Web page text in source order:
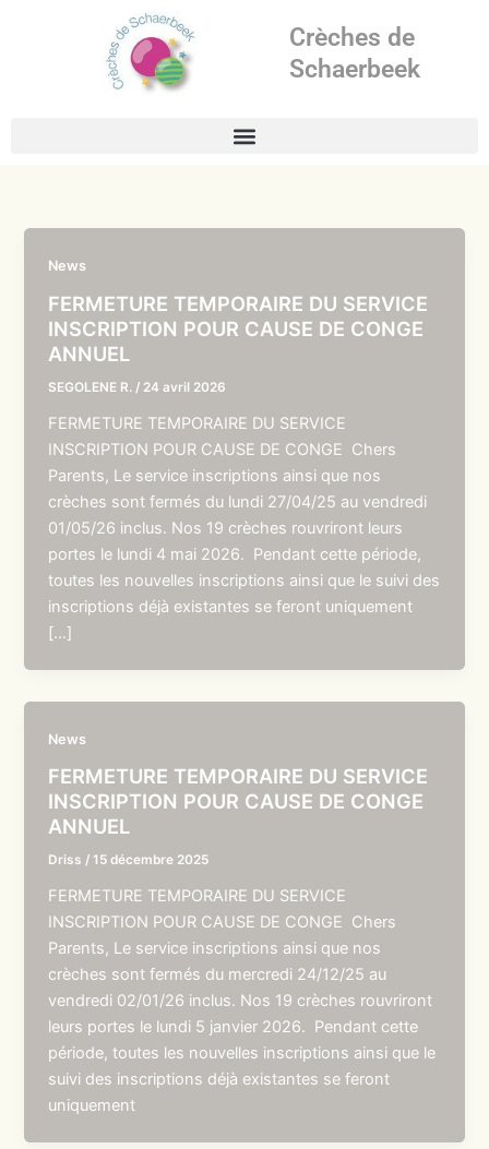
Crèches de
Schaerbeek
News
FERMETURE TEMPORAIRE DU SERVICE
INSCRIPTION POUR CAUSE DE CONGE
ANNUEL
SEGOLENE R. / 24 avril 2026
FERMETURE TEMPORAIRE DU SERVICE
INSCRIPTION POUR CAUSE DE CONGE Chers
Parents, Le service inscriptions ainsi que nos
crèches sont fermés du lundi 27/04/25 au vendredi
01/05/26 inclus. Nos 19 crèches rouvriront leurs
portes le lundi 4 mai 2026. Pendant cette période,
toutes les nouvelles inscriptions ainsi que le suivi des
inscriptions déjà existantes se feront uniquement
[…]
News
FERMETURE TEMPORAIRE DU SERVICE
INSCRIPTION POUR CAUSE DE CONGE
ANNUEL
Driss /15 décembre 2025
FERMETURE TEMPORAIRE DU SERVICE
INSCRIPTION POUR CAUSE DE CONGE Chers
Parents, Le service inscriptions ainsi que nos
crèches sont fermés du mercredi 24/12/25 au
vendredi 02/01/26 inclus. Nos 19 crèches rouvriront
leurs portes le lundi 5 janvier 2026. Pendant cette
période, toutes les nouvelles inscriptions ainsi que le
suivi des inscriptions déjà existantes se feront
uniquement